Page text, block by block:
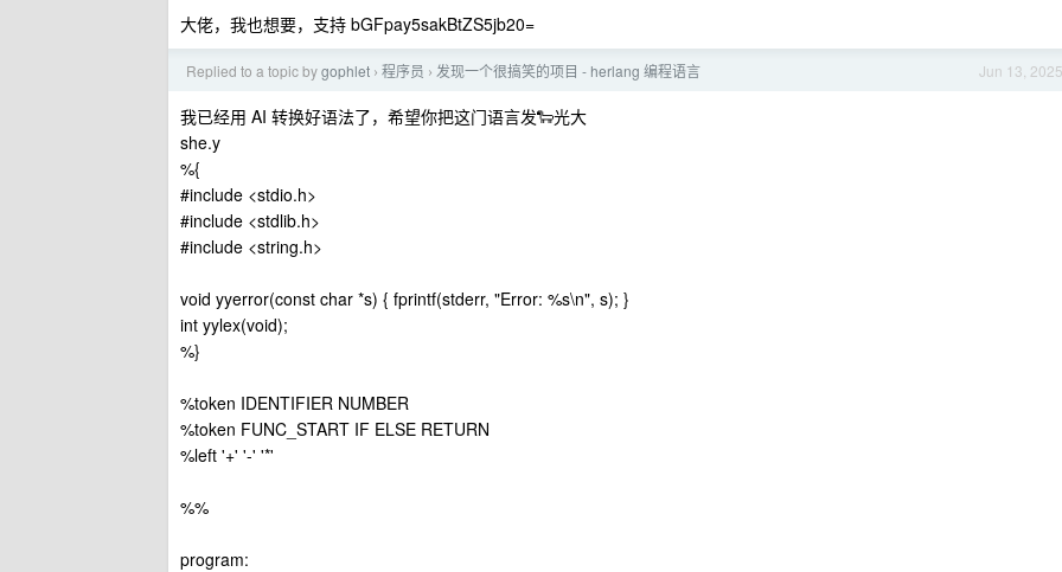
大佬，我也想要，支持 bGFpay5sakBtZS5jb20=
Jun 13, 2025
Replied to a topic bygophlet › 程序员 › 发现一个很搞笑的项目 - herlang 编程语言
我已经用 AI 转换好语法了，希望你把这门语言发🐑光大
she.y
%{
#include <stdio.h>
#include <stdlib.h>
#include <string.h>
void yyerror(const char *s) { fprintf(stderr, "Error: %s\n", s); }
int yylex(void);
%}
%token IDENTIFIER NUMBER
%token FUNC_START IF ELSE RETURN
%left '+' '-' '*'
%%
program: